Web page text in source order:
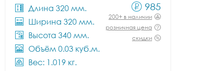
Длина 320 мм.
Ширина 320 мм.
Высота 340 мм.
Объём 0.03 куб.м.
Вес: 1.019 кг.
985
200+ в наличии
розничная цена
скидки